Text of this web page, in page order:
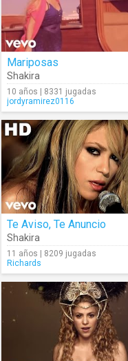
Mariposas
Shakira
10 años | 8331 jugadas
jordyramirez0116
Te Aviso, Te Anuncio
Shakira
11 años | 8209 jugadas
Richards